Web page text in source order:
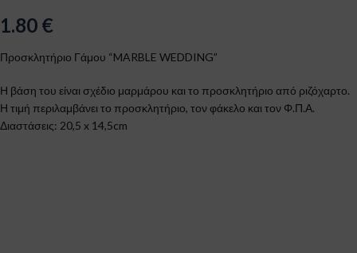
1.80 €
Προσκλητήριο Γάμου “MARBLE WEDDING”
Η βάση του είναι σχέδιο μαρμάρου και το προσκλητήριο από ριζόχαρτο.
Η τιμή περιλαμβάνει το προσκλητήριο, τον φάκελο και τον Φ.Π.Α.
Διαστάσεις: 20,5 x 14,5cm